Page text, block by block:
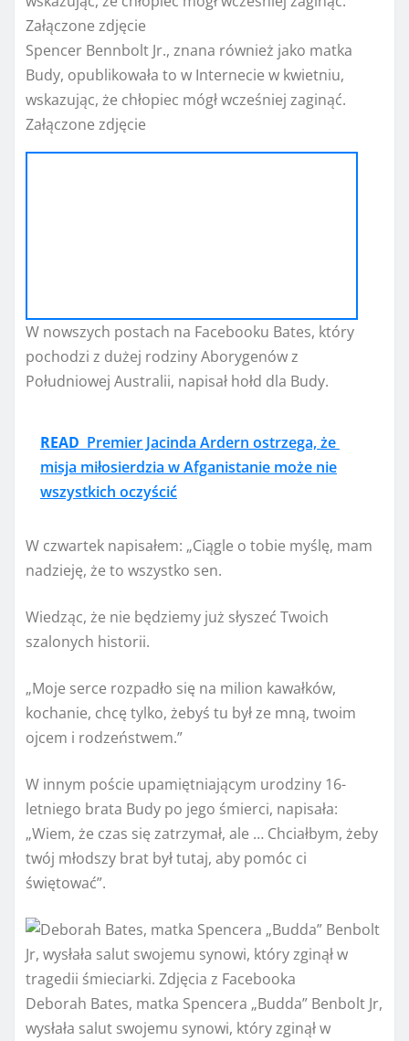
Spencer Bennbolt Jr., znana również jako matka
Budy, opublikowała to w Internecie w kwietniu,
wskazując, że chłopiec mógł wcześniej zaginąć.
Załączone zdjęcie
W nowszych postach na Facebooku Bates, który
pochodzi z dużej rodziny Aborygenów z
Południowej Australii, napisał hołd dla Budy.
READ Premier Jacinda Ardern ostrzega, że ​​
misja miłosierdzia w Afganistanie może nie
wszystkich oczyścić
W czwartek napisałem: „Ciągle o tobie myślę, mam
nadzieję, że to wszystko sen.
Wiedząc, że nie będziemy już słyszeć Twoich
szalonych historii.
„Moje serce rozpadło się na milion kawałków,
kochanie, chcę tylko, żebyś tu był ze mną, twoim
ojcem i rodzeństwem.”
W innym poście upamiętniającym urodziny 16-
letniego brata Budy po jego śmierci, napisała:
„Wiem, że czas się zatrzymał, ale … Chciałbym, żeby
twój młodszy brat był tutaj, aby pomóc ci
świętować”.
Deborah Bates, matka Spencera „Budda” Benbolt Jr,
wysłała salut swojemu synowi, który zginął w